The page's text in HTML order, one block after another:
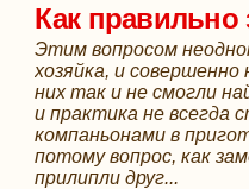
Как
Этим вопросом
хозяйка, и совершенно
них так и не смогли
и практика не всегда
компаньонами в
потому вопрос, как
прилипли друг...